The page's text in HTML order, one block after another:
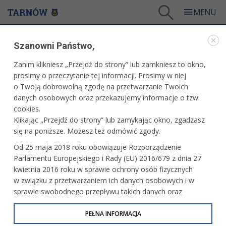
KULTURA
Rozpoczęcie XXIX Ogólnopolskiego
Festiwalu Komedii Talia
Panta Rhei - wernisaż wystawy w BWA
Koncert Tarnowskiej Orkiestry
Kameralnej
Szanowni Państwo,
Zanim klikniesz „Przejdź do strony” lub zamkniesz to okno,
prosimy o przeczytanie tej informacji. Prosimy w niej
o Twoją dobrowolną zgodę na przetwarzanie Twoich
danych osobowych oraz przekazujemy informacje o tzw.
cookies.
Klikając „Przejdź do strony” lub zamykając okno, zgadzasz
się na poniższe. Możesz też odmówić zgody.
Od 25 maja 2018 roku obowiązuje Rozporządzenie
Parlamentu Europejskiego i Rady (EU) 2016/679 z dnia 27
kwietnia 2016 roku w sprawie ochrony osób fizycznych
w związku z przetwarzaniem ich danych osobowych i w
sprawie swobodnego przepływu takich danych oraz
uchylenia dyrektywy 95/46/WE (określane jako RODO, GDPR
lub Ogólne Rozporządzenie o Ochronie Danych
PEŁNA INFORMACJA